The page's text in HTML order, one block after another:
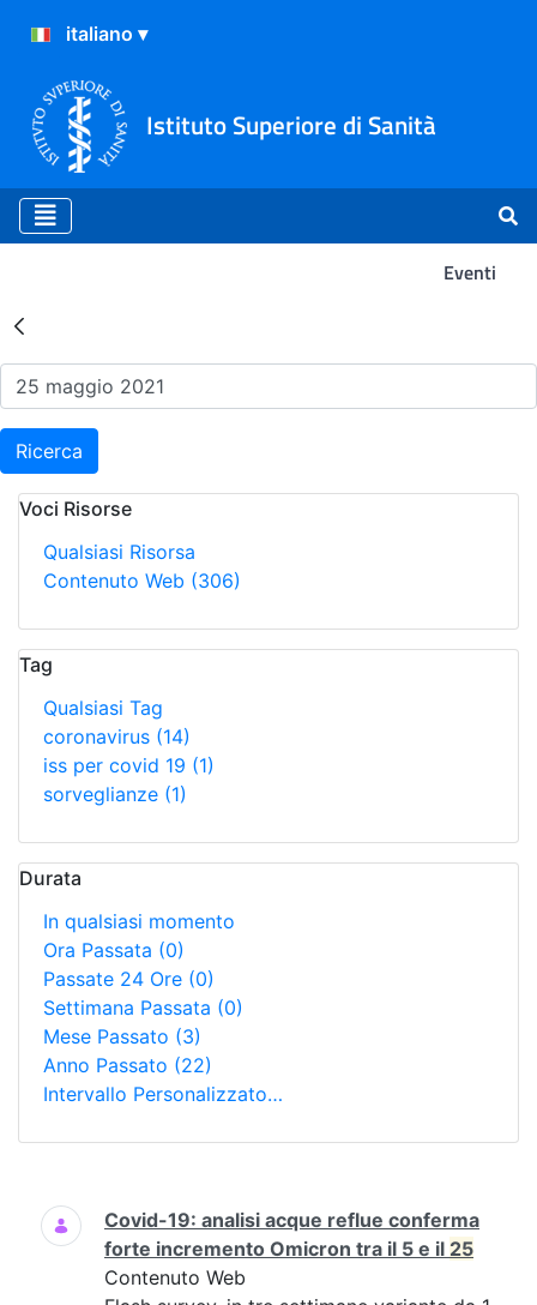
Istituto Superiore di Sanità
Eventi
Risultati della Ricerca -
Ricerca
Voci Risorse
Qualsiasi Risorsa
Contenuto Web (306)
Tag
Qualsiasi Tag
coronavirus (14)
iss per covid 19 (1)
sorveglianze (1)
Durata
In qualsiasi momento
Ora Passata (0)
Passate 24 Ore (0)
Settimana Passata (0)
Mese Passato (3)
Anno Passato (22)
Intervallo Personalizzato…
Ricerca
Covid-19: analisi acque reflue conferma
forte incremento Omicron tra il 5 e il 25
Contenuto Web